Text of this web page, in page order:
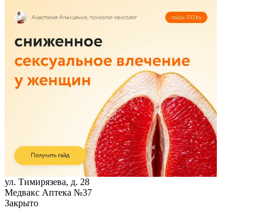
ул. Тимирязева, д. 28
Медвакс Аптека №37
Закрыто